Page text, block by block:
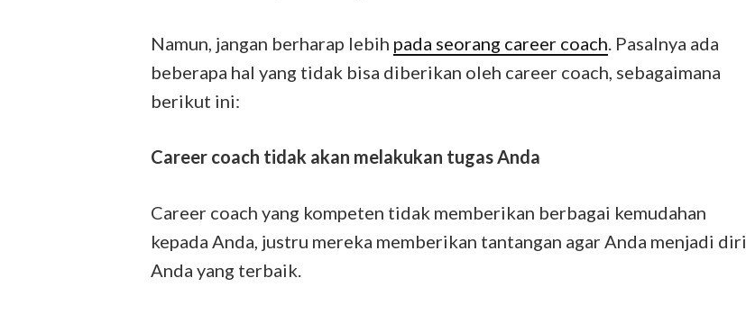
Namun, jangan berharap lebih pada seorang career coach. Pasalnya ada
beberapa hal yang tidak bisa diberikan oleh career coach, sebagaimana
berikut ini:
Career coach tidak akan melakukan tugas Anda
Career coach yang kompeten tidak memberikan berbagai kemudahan
kepada Anda, justru mereka memberikan tantangan agar Anda menjadi diri
Anda yang terbaik.